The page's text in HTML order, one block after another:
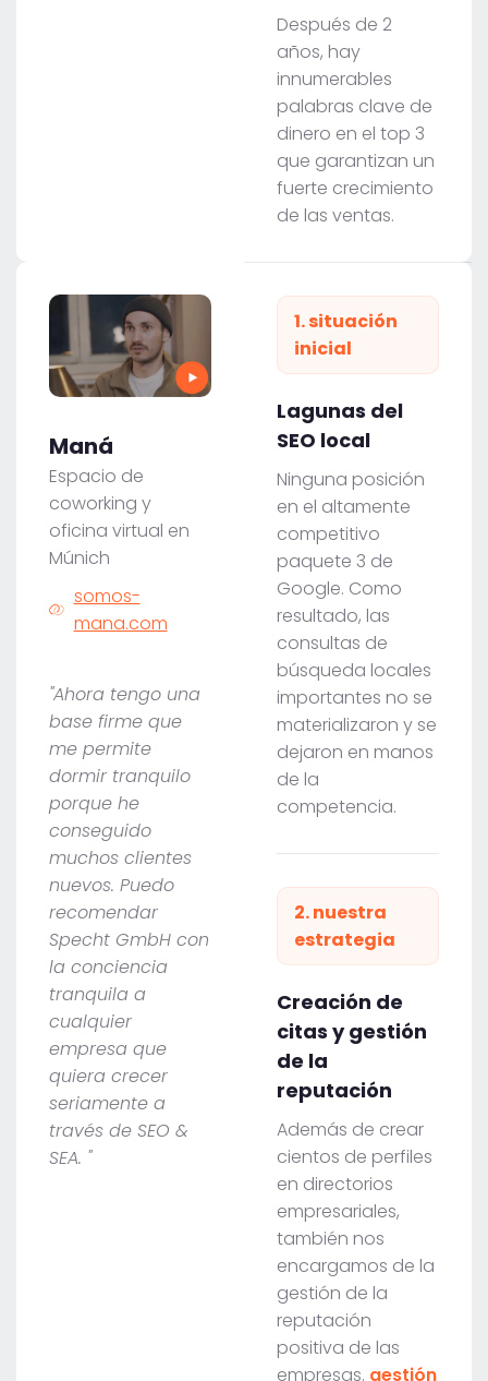
Después de 2
años, hay
innumerables
palabras clave de
dinero en el top 3
que garantizan un
fuerte crecimiento
de las ventas.
1. situación
inicial
Lagunas del
SEO local
Ninguna posición
en el altamente
competitivo
paquete 3 de
Google. Como
resultado, las
consultas de
búsqueda locales
importantes no se
materializaron y se
dejaron en manos
de la
competencia.
2. nuestra
estrategia
Creación de
citas y gestión
de la
reputación
Además de crear
cientos de perfiles
en directorios
empresariales,
también nos
encargamos de la
gestión de la
reputación
positiva de las
empresas. gestión
Maná
Espacio de
coworking y
oficina virtual en
Múnich
somos-
mana.com
"Ahora tengo una
base firme que
me permite
dormir tranquilo
porque he
conseguido
muchos clientes
nuevos. Puedo
recomendar
Specht GmbH con
la conciencia
tranquila a
cualquier
empresa que
quiera crecer
seriamente a
través de SEO &
SEA. "